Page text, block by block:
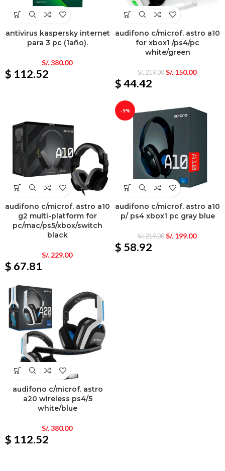
antivirus kaspersky internet
para 3 pc (1año).
S/.380.00
$ 112.52
audifono c/microf. astro a10
for xbox1 /ps4/pc
white/green
S/.219.00 S/.150.00
$ 44.42
audifono c/microf. astro a10
g2 multi-platform for
pc/mac/ps5/xbox/switch
black
S/.229.00
$ 67.81
-9%
audifono c/microf. astro a10
p/ ps4 xbox1 pc gray blue
S/.219.00 S/.199.00
$ 58.92
audifono c/microf. astro
a20 wireless ps4/5
white/blue
S/.380.00
$ 112.52